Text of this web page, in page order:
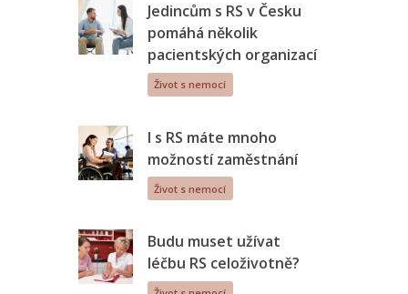
Jedincům s RS v Česku
pomáhá několik
pacientských organizací
Život s nemocí
I s RS máte mnoho
možností zaměstnání
Život s nemocí
Budu muset užívat
léčbu RS celoživotně?